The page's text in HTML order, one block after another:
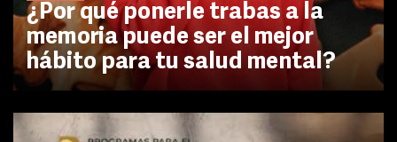
¿Por qué ponerle trabas a la
memoria puede ser el mejor
hábito para tu salud mental?